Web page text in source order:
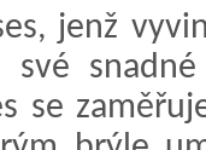
jenž
se